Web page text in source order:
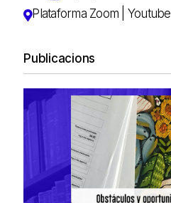
Plataforma Zoom | Youtube
Publicacions